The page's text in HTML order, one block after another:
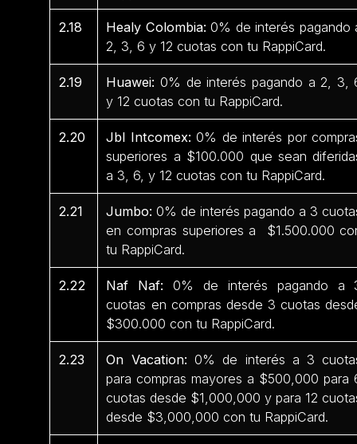
2.18 Healy Colombia:0% de interés pagando
2, 3, 6 y 12 cuotas con tu RappiCard.
2.19 Huawei: 0% de interés pagando a 2, 3,
y 12 cuotas con tu RappiCard.
2.20 Jbl Intcomex:0% de interés por
superiores a $100.000 que sean
a 3, 6, y 12 cuotas con tu RappiCard.
2.21 Jumbo: 0% de interés pagando a 3
en compras superiores a $1.500.000
tu RappiCard.
2.22 Naf Naf:0% de interés pagando a
cuotas en compras desde 3 cuotas
$300.000 con tu RappiCard.
2.23 On Vacation: 0% de interés a 3
para compras mayores a $500,000 para
cuotas desde $1,000,000 y para 12
desde $3,000,000 con tu RappiCard.